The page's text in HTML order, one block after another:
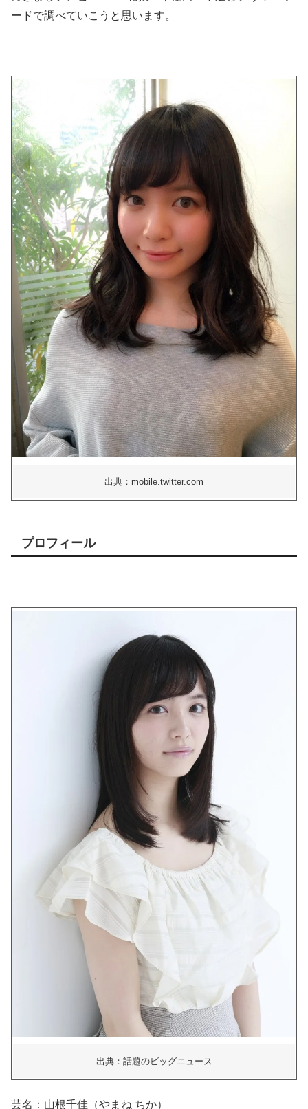
ードで調べていこうと思います。
出典：mobile.twitter.com
プロフィール
出典：話題のビッグニュース
芸名：山根千佳（やまね ちか）